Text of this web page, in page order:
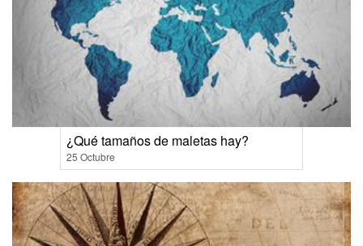
¿Qué tamaños de maletas hay?
25 Octubre